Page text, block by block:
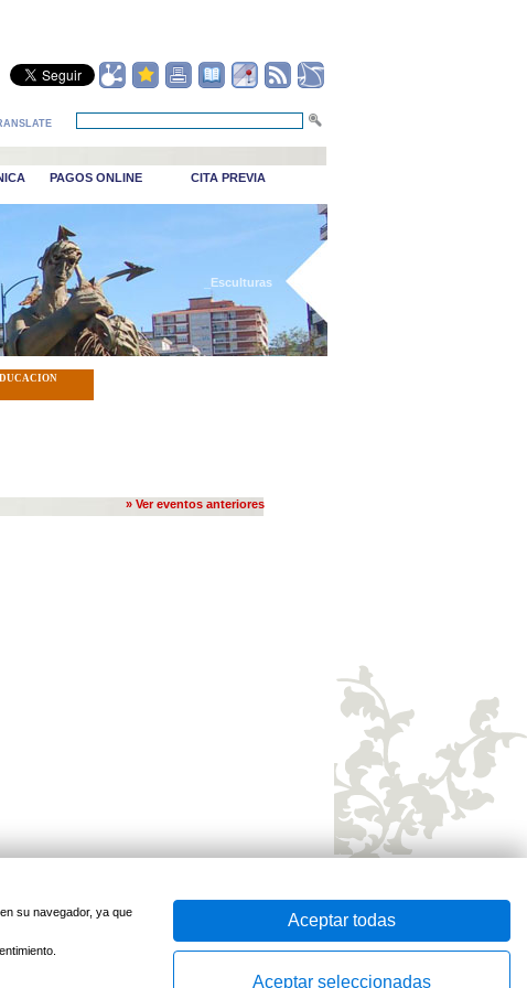
PAGOS ONLINE CITA PREVIA
_Esculturas
» Ver eventos anteriores
Desarrollado por
su navegador, ya que
Aceptar todas
Aceptar seleccionadas